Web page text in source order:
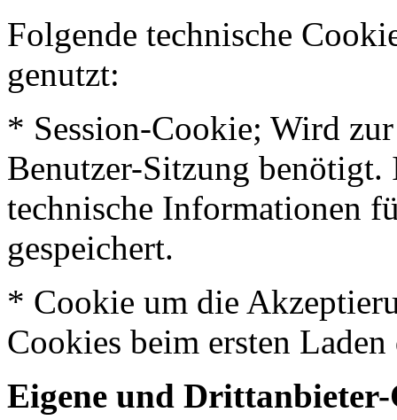
Folgende technische
genutzt:
* Session-Cookie; Wird
Benutzer-Sitzung
technische Informationen
gespeichert.
* Cookie um die
Cookies beim ersten
Eigene und Drittanbieter-